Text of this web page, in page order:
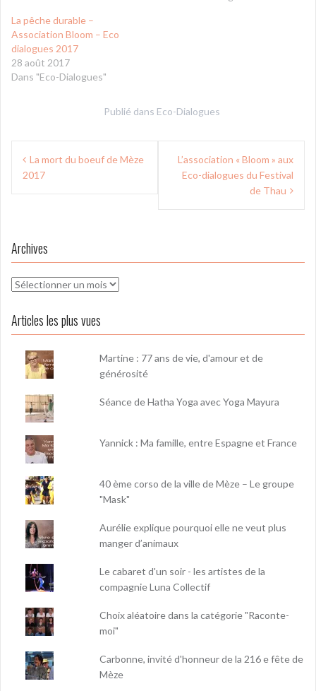
La pêche durable –
Association Bloom – Eco
dialogues 2017
28 août 2017
Dans "Eco-Dialogues"
Publié dans Eco-Dialogues
Navigation
deLa mort du boeuf de Mèze
2017
L’association « Bloom » aux
Eco-dialogues du Festival
de Thau
Archives
Archives
Articles les plus vues
Martine : 77 ans de vie, d'amour et de
générosité
Séance de Hatha Yoga avec Yoga Mayura
Yannick : Ma famille, entre Espagne et France
40 ème corso de la ville de Mèze – Le groupe
"Mask"
Aurélie explique pourquoi elle ne veut plus
manger d’animaux
Le cabaret d'un soir - les artistes de la
compagnie Luna Collectif
Choix aléatoire dans la catégorie "Raconte-
moi"
Carbonne, invité d'honneur de la 216 e fête de
Mèze